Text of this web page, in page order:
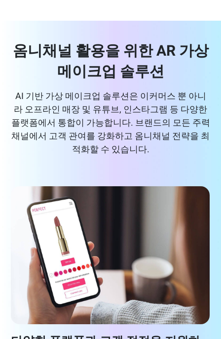
옴니채널 활용을 위한 AR 가상
메이크업 솔루션
AI 기반 가상 메이크업 솔루션은 이커머스 뿐 아니
라 오프라인 매장 및 유튜브, 인스타그램 등 다양한
플랫폼에서 통합이 가능합니다. 브랜드의 모든 주력
채널에서 고객 관여를 강화하고 옴니채널 전략을 최
적화할 수 있습니다.